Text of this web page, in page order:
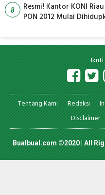
8
Resmi! Kantor KONI
PON 2012 Mulai
Ikuti
Tentang Kami Redaksi
Disclaimer
Bualbual.com ©2020 | All